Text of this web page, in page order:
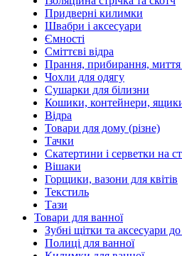
Придверні килимки
Швабри і аксесуари
Ємності
Сміттєві відра
Прання, прибирання, миття
Чохли для одягу
Сушарки для білизни
Кошики, контейнери,
Відра
Товари для дому (різне)
Тачки
Скатертини і серветки на
Вішаки
Горщики, вазони для квітів
Текстиль
Тази
Товари для ванної
Зубні щітки та аксесуари
Полиці для ванної